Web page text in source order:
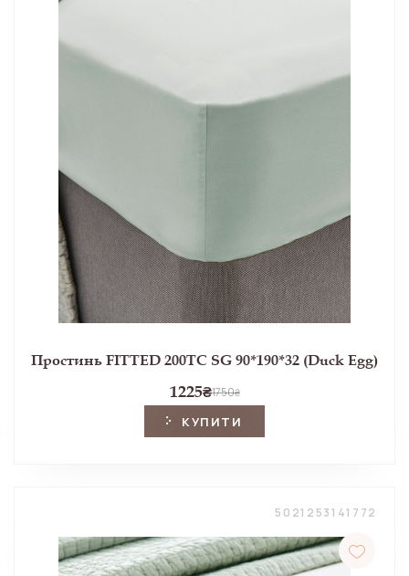
Простинь FITTED 200TC SG 90*190*32 (Duck Egg)
1225₴1750₴
КУПИТИ
5021253141772